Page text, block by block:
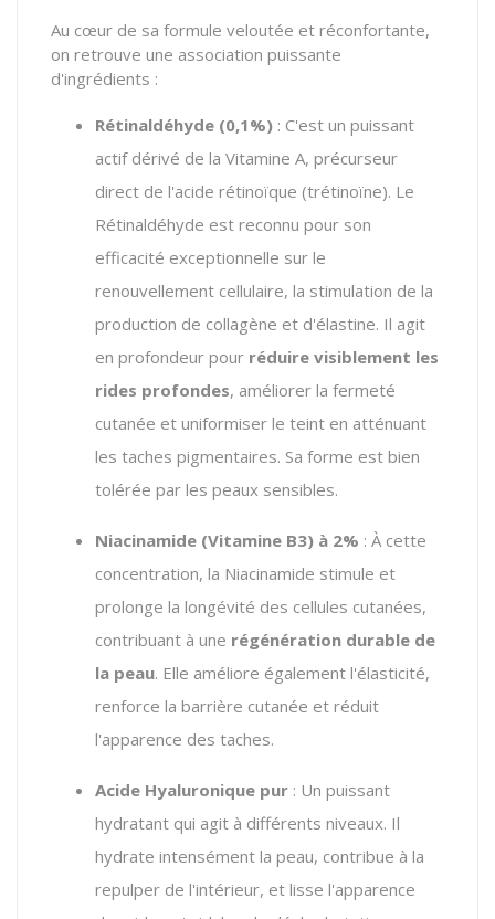
Au cœur de sa formule veloutée et réconfortante,
on retrouve une association puissante
d'ingrédients :
Rétinaldéhyde (0,1%) : C'est un puissant
actif dérivé de la Vitamine A, précurseur
direct de l'acide rétinoïque (trétinoïne). Le
Rétinaldéhyde est reconnu pour son
efficacité exceptionnelle sur le
renouvellement cellulaire, la stimulation de la
production de collagène et d'élastine. Il agit
en profondeur pour réduire visiblement les
rides profondes, améliorer la fermeté
cutanée et uniformiser le teint en atténuant
les taches pigmentaires. Sa forme est bien
tolérée par les peaux sensibles.
Niacinamide (Vitamine B3) à 2% : À cette
concentration, la Niacinamide stimule et
prolonge la longévité des cellules cutanées,
contribuant à une régénération durable de
la peau. Elle améliore également l'élasticité,
renforce la barrière cutanée et réduit
l'apparence des taches.
Acide Hyaluronique pur : Un puissant
hydratant qui agit à différents niveaux. Il
hydrate intensément la peau, contribue à la
repulper de l'intérieur, et lisse l'apparence